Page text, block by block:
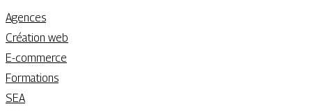
Agences
Création web
E-commerce
Formations
SEA